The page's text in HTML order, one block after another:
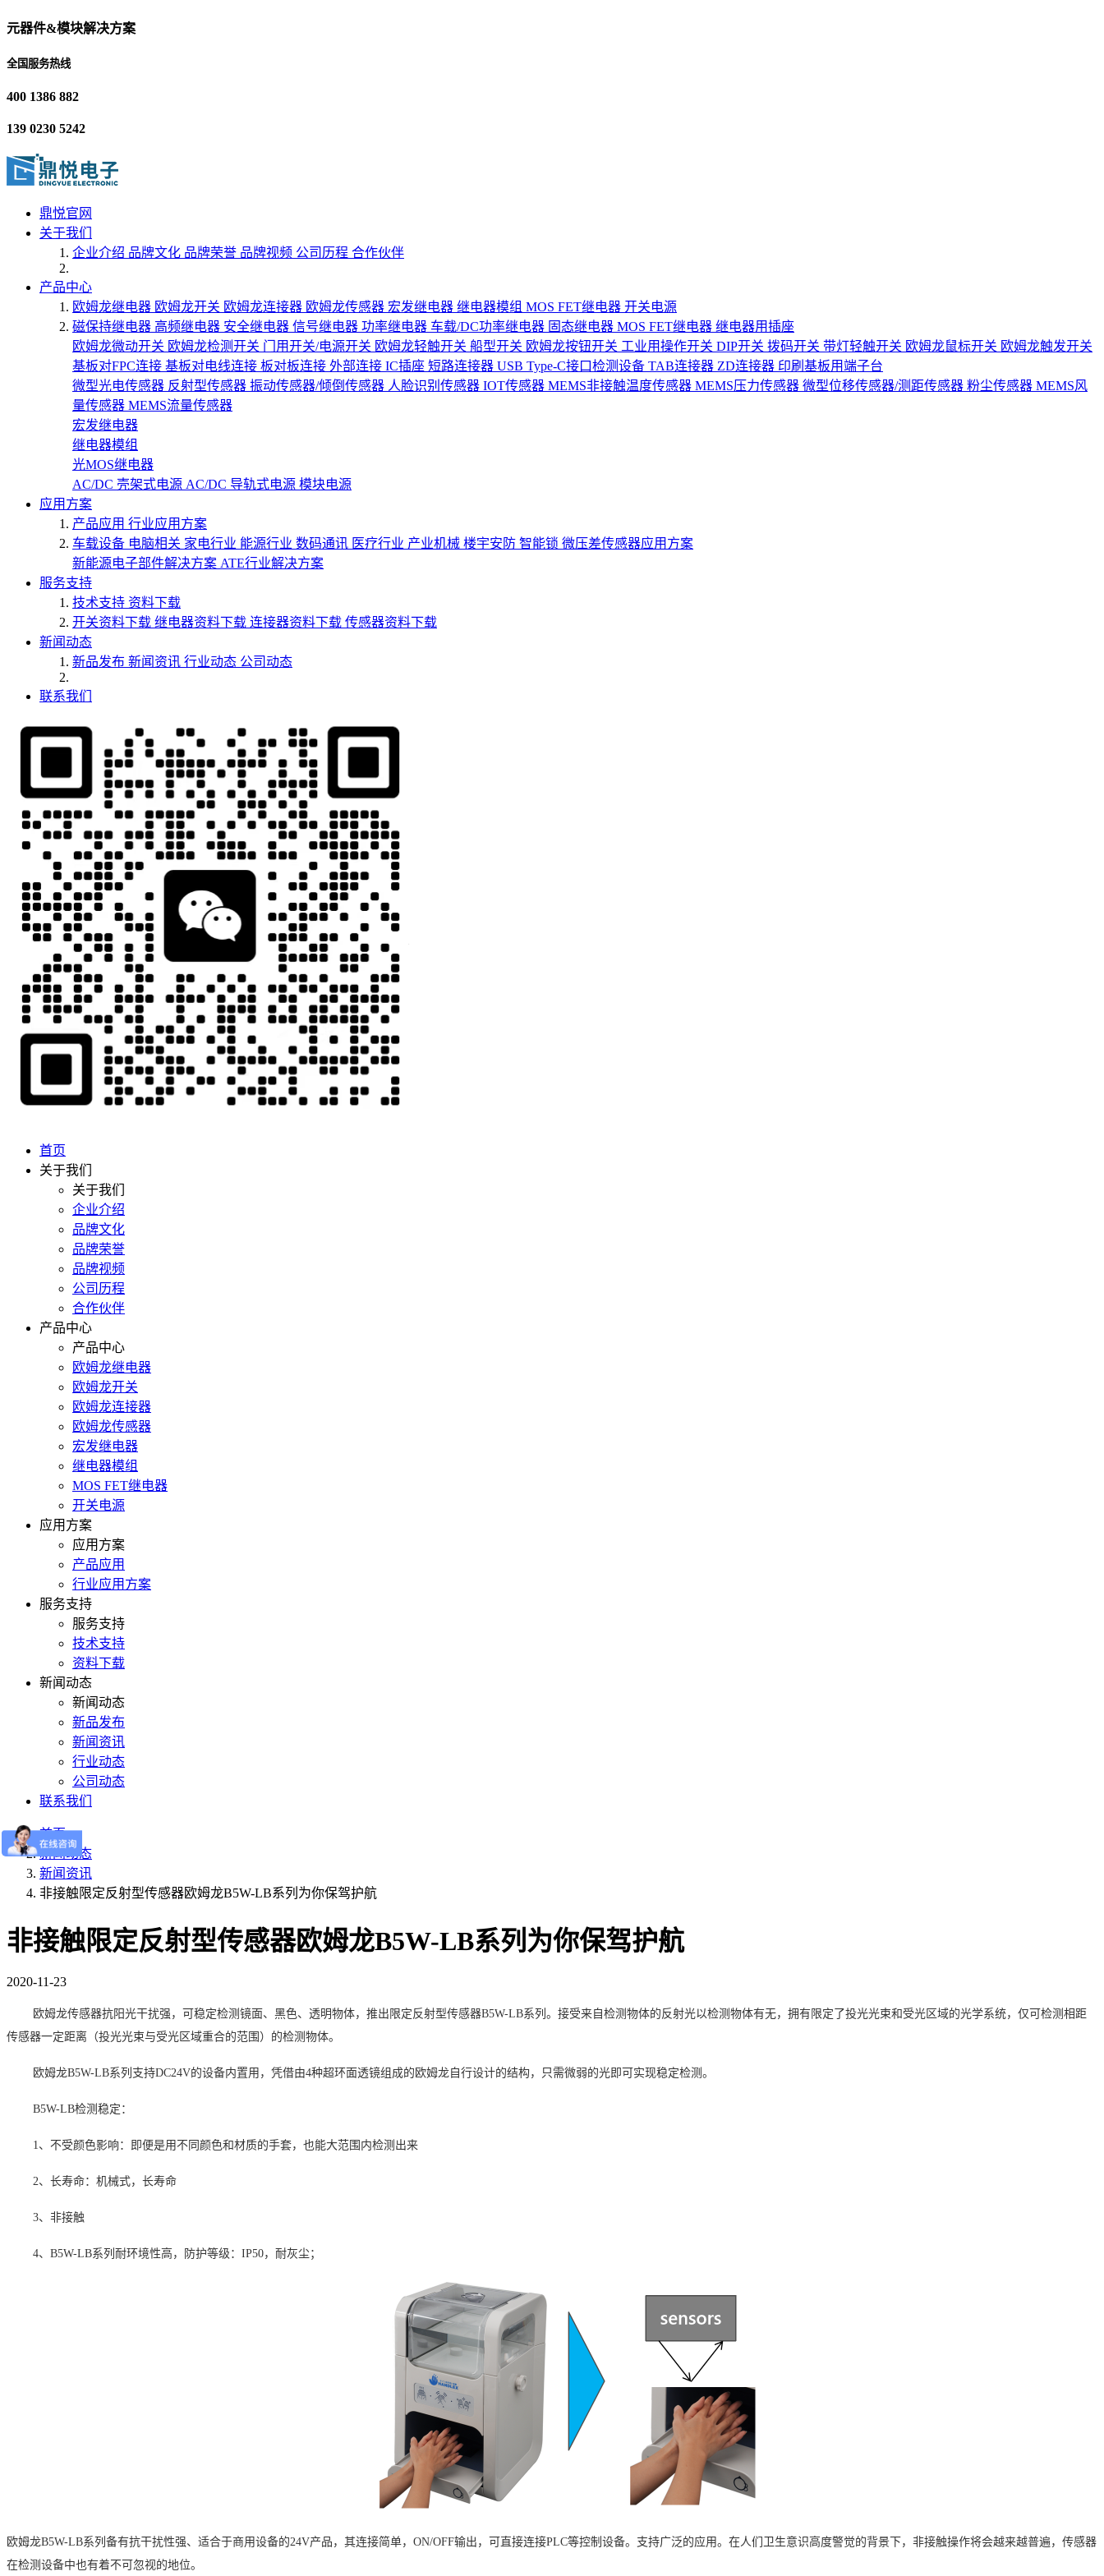
元器件&模块解决方案
全国服务热线
400 1386 882
139 0230 5242
鼎悦官网
关于我们
企业介绍 品牌文化 品牌荣誉 品牌视频 公司历程 合作伙伴
产品中心
欧姆龙继电器 欧姆龙开关 欧姆龙连接器 欧姆龙传感器 宏发继电器 继电器模组 MOS FET继电器 开关电源
磁保持继电器 高频继电器 安全继电器 信号继电器 功率继电器 车载/DC功率继电器 固态继电器 MOS FET继电器 继电器用插座
欧姆龙微动开关 欧姆龙检测开关 门用开关/电源开关 欧姆龙轻触开关 船型开关 欧姆龙按钮开关 工业用操作开关 DIP开关 拨码开关 带灯轻触开关 欧姆龙鼠标开关 欧姆龙触发开关
基板对FPC连接 基板对电线连接 板对板连接 外部连接 IC插座 短路连接器 USB Type-C接口检测设备 TAB连接器 ZD连接器 印刷基板用端子台
微型光电传感器 反射型传感器 振动传感器/倾倒传感器 人脸识别传感器 IOT传感器 MEMS非接触温度传感器 MEMS压力传感器 微型位移传感器/测距传感器 粉尘传感器 MEMS风
量传感器 MEMS流量传感器
宏发继电器
继电器模组
光MOS继电器
AC/DC 壳架式电源 AC/DC 导轨式电源 模块电源
应用方案
产品应用 行业应用方案
车载设备 电脑相关 家电行业 能源行业 数码通讯 医疗行业 产业机械 楼宇安防 智能锁 微压差传感器应用方案
新能源电子部件解决方案 ATE行业解决方案
服务支持
技术支持 资料下载
开关资料下载 继电器资料下载 连接器资料下载 传感器资料下载
新闻动态
新品发布 新闻资讯 行业动态 公司动态
联系我们
首页
关于我们
关于我们
企业介绍
品牌文化
品牌荣誉
品牌视频
公司历程
合作伙伴
产品中心
产品中心
欧姆龙继电器
欧姆龙开关
欧姆龙连接器
欧姆龙传感器
宏发继电器
继电器模组
MOS FET继电器
开关电源
应用方案
应用方案
产品应用
行业应用方案
服务支持
服务支持
技术支持
资料下载
新闻动态
新闻动态
新品发布
新闻资讯
行业动态
公司动态
联系我们
首页
新闻动态
新闻资讯
非接触限定反射型传感器欧姆龙B5W-LB系列为你保驾护航
非接触限定反射型传感器欧姆龙B5W-LB系列为你保驾护航
2020-11-23
欧姆龙传感器抗阳光干扰强，可稳定检测镜面、黑色、透明物体，推出限定反射型传感器B5W-LB系列。接受来自检测物体的反射光以检测物体有无，拥有限定了投光光束和受光区域的光学系统，仅可检测相距
传感器一定距离（投光光束与受光区域重合的范围）的检测物体。
欧姆龙B5W-LB系列支持DC24V的设备内置用，凭借由4种超环面透镜组成的欧姆龙自行设计的结构，只需微弱的光即可实现稳定检测。
B5W-LB检测稳定：
1、不受颜色影响：即便是用不同颜色和材质的手套，也能大范围内检测出来
2、长寿命：机械式，长寿命
3、非接触
4、B5W-LB系列耐环境性高，防护等级： IP50，耐灰尘；
欧姆龙B5W-LB系列备有抗干扰性强、适合于商用设备的24V产品，其连接简单， ON/OFF输出，可直接连接PLC等控制设备。支持广泛的应用。在人们卫生意识高度警觉的背景下，非接触操作将会越来越普遍，传感器
在检测设备中也有着不可忽视的地位。